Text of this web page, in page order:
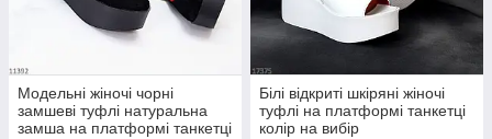
Модельні жіночі чорні
замшеві туфлі натуральна
замша на платформі танкетці
Білі відкриті шкіряні жіночі
туфлі на платформі танкетці
колір на вибір